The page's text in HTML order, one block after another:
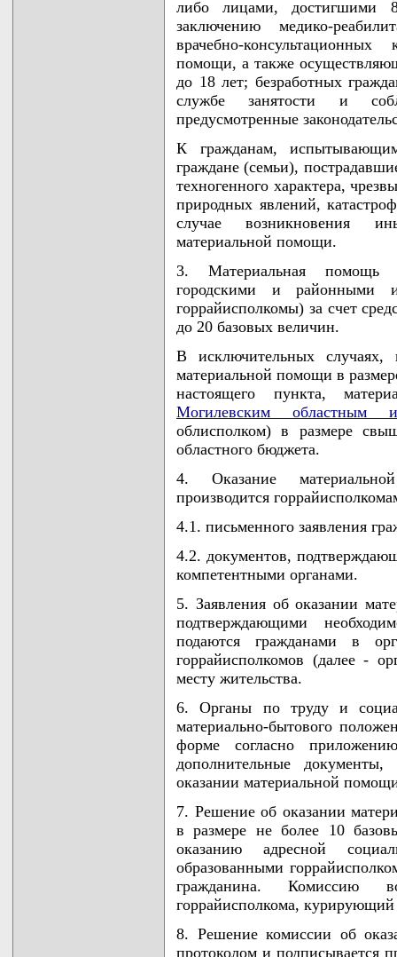
либо лицами, достигшими
заключению медико-
врачебно-
помощи, а также
до 18 лет; безработных
службе занятости и
предусмотренные
К гражданам, испытывающим
граждане (семьи),
техногенного характера,
природных явлений,
случае возникновения
материальной помощи.
3. Материальная помощь
городскими и районными
горрайисполкомы) за счет
до 20 базовых величин.
В исключительных случаях,
материальной помощи в
настоящего пункта,
Могилевским областным
облисполком) в размере
областного бюджета.
4. Оказание
производится
4.1. письменного заявления
4.2. документов,
компетентными органами.
5. Заявления об оказании
подтверждающими
подаются гражданами в
горрайисполкомов (далее -
месту жительства.
6. Органы по труду и
материально-бытового
форме согласно
дополнительные
оказании материальной
7. Решение об оказании
в размере не более 10
оказанию адресной
образованными
гражданина. Комиссию
горрайисполкома,
8. Решение комиссии об
протоколом и подписывается